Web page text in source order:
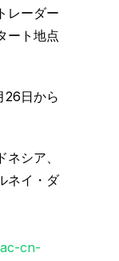
レーダー
ート地点
26日から
シア、
ネイ・ダ
cn-